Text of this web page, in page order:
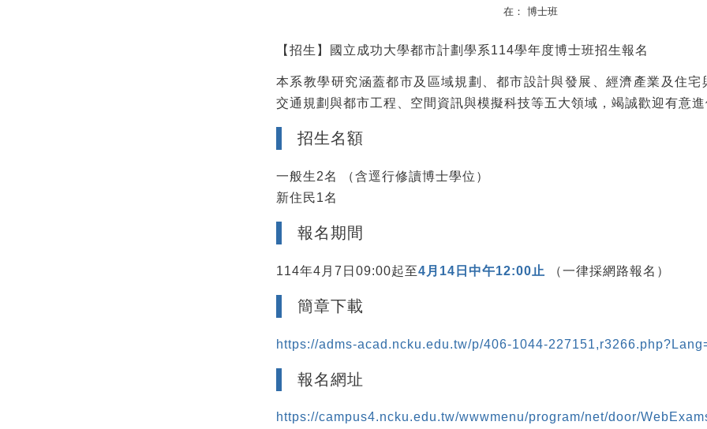
在： 博士班
【招生】國立成功大學都市計劃學系114學年度博士班招生報名
本系教學研究涵蓋都市及區域規劃、都市設計與發展、經濟產業及住宅
交通規劃與都市工程、空間資訊與模擬科技等五大領域，竭誠歡迎有意
招生名額
一般生2名 （含逕行修讀博士學位）
新住民1名
報名期間
114年4月7日09:00起至4月14日中午12:00止 （一律採網路報名）
簡章下載
https://adms-acad.ncku.edu.tw/p/406-1044-
報名網址
https://campus4.ncku.edu.tw/wwwmenu/program/net/door/